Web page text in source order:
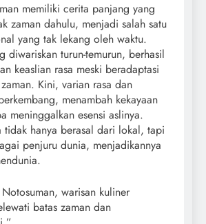
memiliki cerita panjang yang
zaman dahulu, menjadi salah satu
yang tak lekang oleh waktu.
diwariskan turun-temurun, berhasil
keaslian rasa meski beradaptasi
Kini, varian rasa dan
menambah kekayaan
meninggalkan esensi aslinya.
tidak hanya berasal dari lokal, tapi
penjuru dunia, menjadikannya
warisan kuliner
batas zaman dan